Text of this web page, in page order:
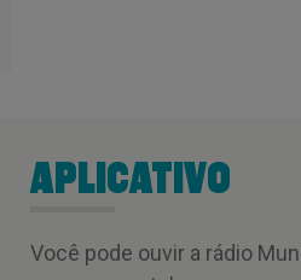
APLICATIVO
Você pode ouvir a rádio